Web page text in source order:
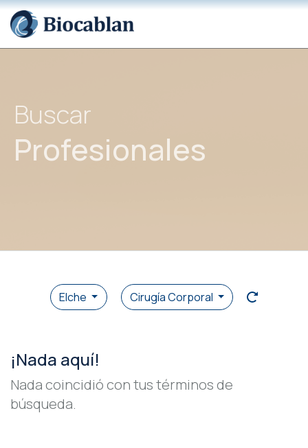
Buscar
Profesionales
Elche Cirugía Corporal
¡Nada aquí!
Nada coincidió con tus términos de
búsqueda.